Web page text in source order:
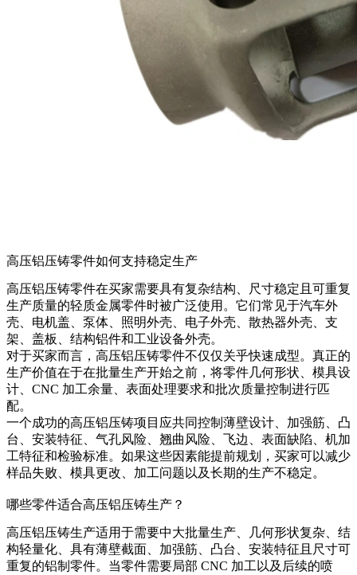
高压铝压铸零件如何支持稳定生产
高压铝压铸零件在买家需要具有复杂结构、尺寸稳定且可重复
生产质量的轻质金属零件时被广泛使用。它们常见于汽车外
壳、电机盖、泵体、照明外壳、电子外壳、散热器外壳、支
架、盖板、结构铝件和工业设备外壳。
对于买家而言，高压铝压铸零件不仅仅关乎快速成型。真正的
生产价值在于在批量生产开始之前，将零件几何形状、模具设
计、CNC 加工余量、表面处理要求和批次质量控制进行匹
配。
一个成功的高压铝压铸项目应共同控制薄壁设计、加强筋、凸
台、安装特征、气孔风险、翘曲风险、飞边、表面缺陷、机加
工特征和检验标准。如果这些因素能提前规划，买家可以减少
样品失败、模具更改、加工问题以及长期的生产不稳定。
哪些零件适合高压铝压铸生产？
高压铝压铸生产适用于需要中大批量生产、几何形状复杂、结
构轻量化、具有薄壁截面、加强筋、凸台、安装特征且尺寸可
重复的铝制零件。当零件需要局部 CNC 加工以及后续的喷